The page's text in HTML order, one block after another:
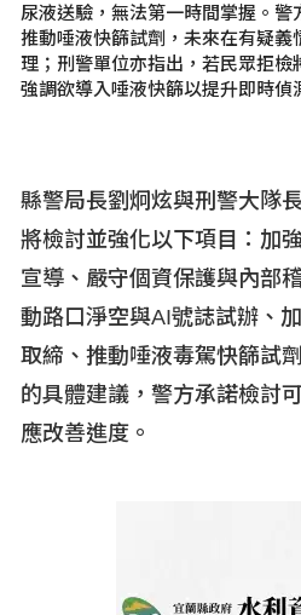
尿液送驗，無法第一時間掌握。警
推動唾液快篩試劑，未來在有疑義
理；刑警單位亦指出，若民眾拒檢
強調欲導入唾液快篩以提升即時偵
縣警局長劉炯炫與刑警大隊
將檢討並強化以下項目：加
宣導、嚴守個資保護與內部
動路口淨空與AI號誌試辦、
取締、推動唾液毒駕快篩試
的具體建議，警方承諾檢討
應改善進度。